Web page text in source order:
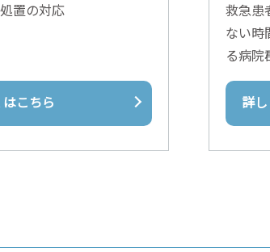
置の対応
はこちら
救急患
ない時
る病院
詳